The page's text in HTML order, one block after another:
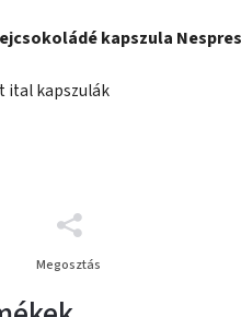
kapszula
ital kapszulák
Megosztás